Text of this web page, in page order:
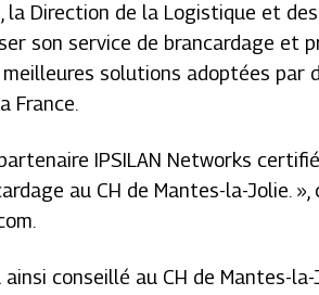
la Direction de la Logistique et
son service de brancardage et
solutions adoptées par
France.
IPSILAN Networks
au CH de Mantes-la-Jolie. »,
ainsi conseillé au CH de Mantes-